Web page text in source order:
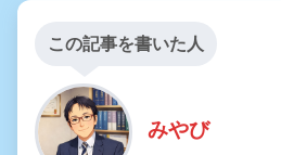
この記事を書いた人
みやび